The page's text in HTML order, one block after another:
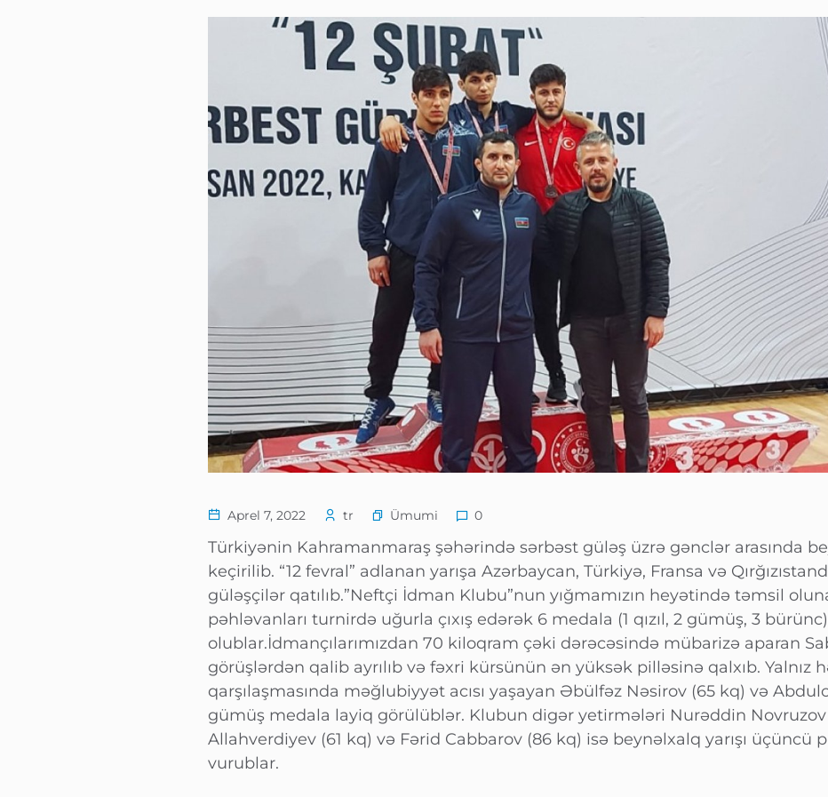
Aprel 7, 2022 tr Ümumi 0
Türkiyənin Kahramanmaraş şəhərində sərbəst güləş üzrə gənclər arasında
keçirilib. “12 fevral” adlanan yarışa Azərbaycan, Türkiyə, Fransa və
güləşçilər qatılıb.”Neftçi İdman Klubu”nun yığmamızın heyətində təmsil
pəhləvanları turnirdə uğurla çıxış edərək 6 medala (1 qızıl, 2 gümüş, 3
olublar.İdmançılarımızdan 70 kiloqram çəki dərəcəsində mübarizə aparan
görüşlərdən qalib ayrılıb və fəxri kürsünün ən yüksək pilləsinə qalxıb. Yalnız
qarşılaşmasında məğlubiyyət acısı yaşayan Əbülfəz Nəsirov (65 kq) və
gümüş medala layiq görülüblər. Klubun digər yetirmələri Nurəddin Novruzov
Allahverdiyev (61 kq) və Fərid Cabbarov (86 kq) isə beynəlxalq yarışı üçüncü
vurublar.